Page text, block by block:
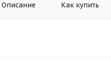
Описание Как купить